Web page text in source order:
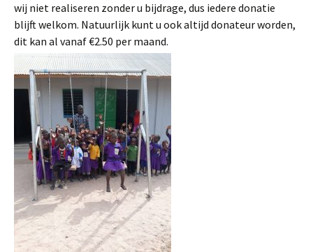
wij niet realiseren zonder u bijdrage, dus iedere donatie
blijft welkom. Natuurlijk kunt u ook altijd donateur worden,
dit kan al vanaf €2.50 per maand.